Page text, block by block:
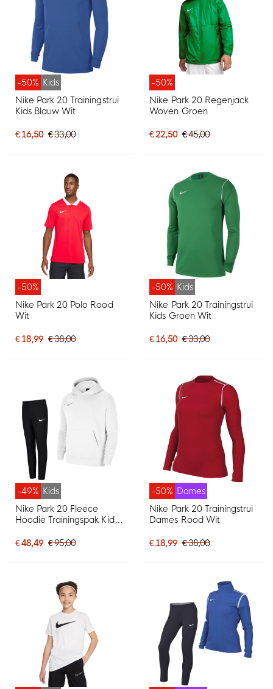
-50% Kids
Nike Park 20 Trainingstrui
Kids Blauw Wit
€ 16,50 € 33,00
-50%
Nike Park 20 Regenjack
Woven Groen
€ 22,50 € 45,00
-50%
Nike Park 20 Polo Rood
Wit
€ 18,99 € 38,00
-50% Kids
Nike Park 20 Trainingstrui
Kids Groen Wit
€ 16,50 € 33,00
-49% Kids
Nike Park 20 Fleece
Hoodie Trainingspak Kids
€ 48,49 € 95,00
-50% Dames
Nike Park 20 Trainingstrui
Dames Rood Wit
€ 18,99 € 38,00